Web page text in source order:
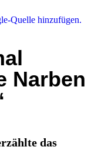
Quelle hinzufügen.
Narben
das